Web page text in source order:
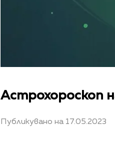
Астрохороскоп
Публикувано на 17.05.2023